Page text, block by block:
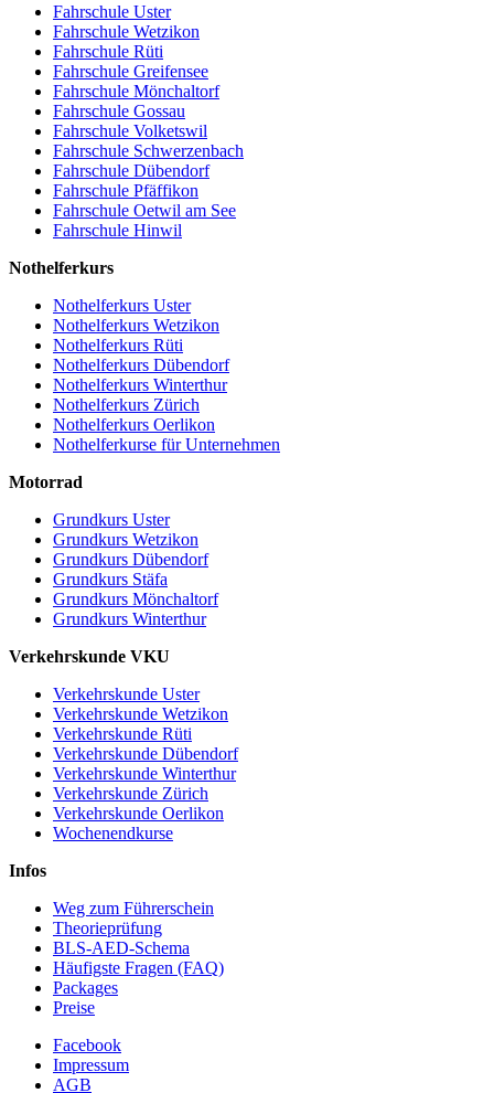
Fahrschule Uster
Fahrschule Wetzikon
Fahrschule Rüti
Fahrschule Greifensee
Fahrschule Mönchaltorf
Fahrschule Gossau
Fahrschule Volketswil
Fahrschule Schwerzenbach
Fahrschule Dübendorf
Fahrschule Pfäffikon
Fahrschule Oetwil am See
Fahrschule Hinwil
Nothelferkurs
Nothelferkurs Uster
Nothelferkurs Wetzikon
Nothelferkurs Rüti
Nothelferkurs Dübendorf
Nothelferkurs Winterthur
Nothelferkurs Zürich
Nothelferkurs Oerlikon
Nothelferkurse für Unternehmen
Motorrad
Grundkurs Uster
Grundkurs Wetzikon
Grundkurs Dübendorf
Grundkurs Stäfa
Grundkurs Mönchaltorf
Grundkurs Winterthur
Verkehrskunde VKU
Verkehrskunde Uster
Verkehrskunde Wetzikon
Verkehrskunde Rüti
Verkehrskunde Dübendorf
Verkehrskunde Winterthur
Verkehrskunde Zürich
Verkehrskunde Oerlikon
Wochenendkurse
Infos
Weg zum Führerschein
Theorieprüfung
BLS-AED-Schema
Häufigste Fragen (FAQ)
Packages
Preise
Facebook
Impressum
AGB